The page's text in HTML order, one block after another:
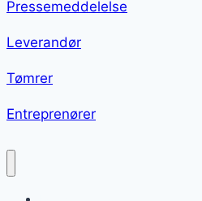
Pressemeddelelse
Leverandør
Tømrer
Entreprenører